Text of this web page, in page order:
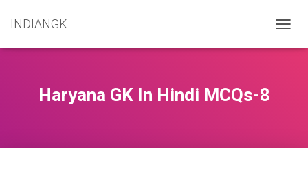
INDIANGK
O
Haryana GK In Hindi MCQs-8